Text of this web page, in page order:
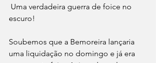
Uma verdadeira guerra de foice no
escuro!
Soubemos que a Bemoreira lançaria
uma liquidação no domingo e já era